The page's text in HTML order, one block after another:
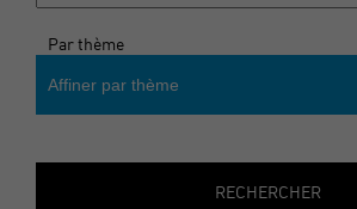
Par thème
Affiner par thème
RECHERCHER